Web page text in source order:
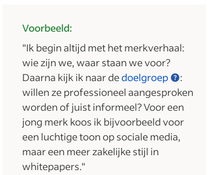
Voorbeeld:
"Ik begin altijd met het merkverhaal:
wie zijn we, waar staan we voor?
Daarna kijk ik naar dedoelgroep
:
willen ze professioneel aangesproken
worden of juist informeel? Voor een
jong merk koos ik bijvoorbeeld voor
een luchtige toon op sociale media,
maar een meer zakelijke stijl in
whitepapers."